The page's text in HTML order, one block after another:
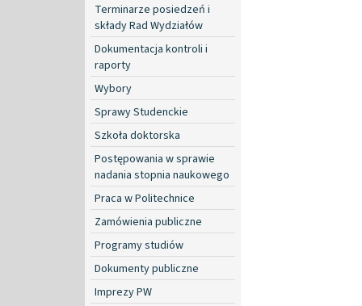
Terminarze posiedzeń i
składy Rad Wydziałów
Dokumentacja kontroli i
raporty
Wybory
Sprawy Studenckie
Szkoła doktorska
Postępowania w sprawie
nadania stopnia naukowego
Praca w Politechnice
Zamówienia publiczne
Programy studiów
Dokumenty publiczne
Imprezy PW